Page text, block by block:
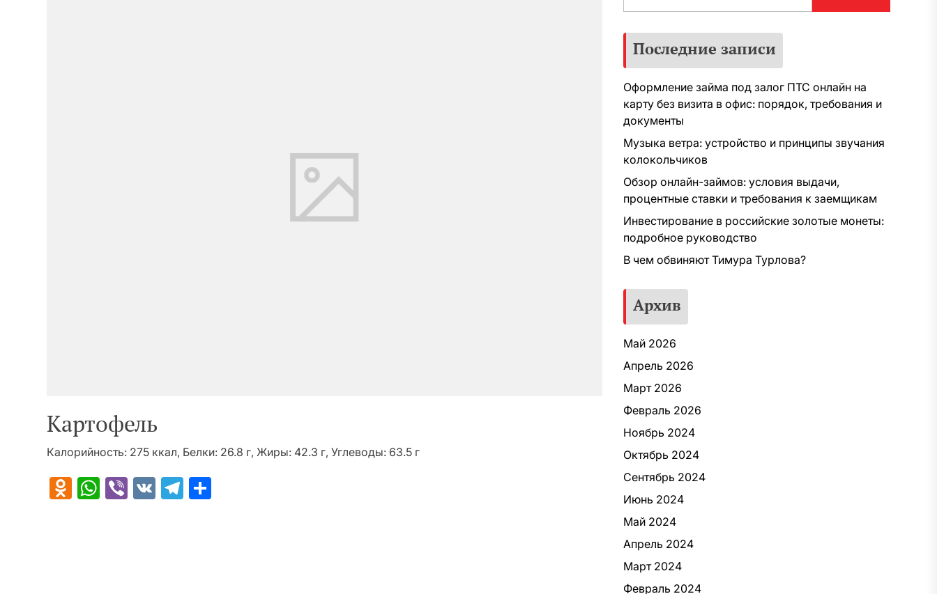
Картофель
Калорийность: 275 ккал, Белки: 26.8 г, Жиры: 42.3 г, Углеводы: 63.5 г
Odnoklassniki
WhatsApp
Viber
VK Telegram
Последние записи
Оформление займа под залог ПТС онлайн на
карту без визита в офис: порядок, требования и
документы
Музыка ветра: устройство и принципы звучания
колокольчиков
Обзор онлайн-займов: условия выдачи,
процентные ставки и требования к заемщикам
Инвестирование в российские золотые монеты:
подробное руководство
В чем обвиняют Тимура Турлова?
Архив
Май 2026
Апрель 2026
Март 2026
Февраль 2026
Ноябрь 2024
Октябрь 2024
Сентябрь 2024
Июнь 2024
Май 2024
Апрель 2024
Март 2024
Февраль 2024